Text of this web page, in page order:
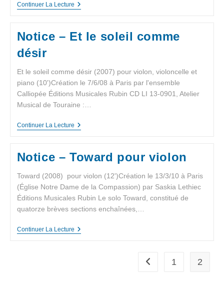
Continuer La Lecture
Notice – Et le soleil comme
désir
Et le soleil comme désir (2007) pour violon, violoncelle et
piano (10')Création le 7/6/08 à Paris par l'ensemble
Calliopée Éditions Musicales Rubin CD LI 13-0901, Atelier
Musical de Touraine :…
Continuer La Lecture
Notice – Toward pour violon
Toward (2008) pour violon (12')Création le 13/3/10 à Paris
(Église Notre Dame de la Compassion) par Saskia Lethiec
Éditions Musicales Rubin Le solo Toward, constitué de
quatorze brèves sections enchaînées,…
Continuer La Lecture
1 2